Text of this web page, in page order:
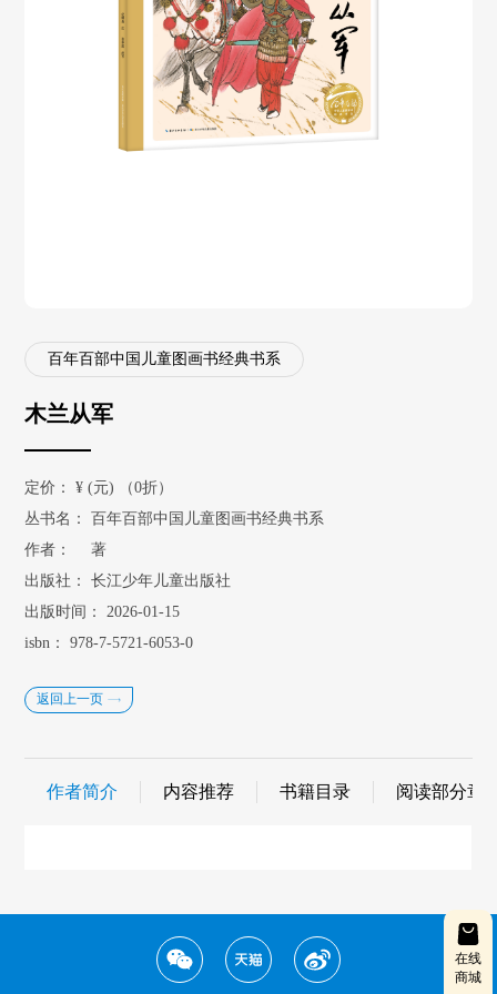
在线
商城
百年百部中国儿童图画书经典书系
木兰从军
定价： ¥(元) （0折）
丛书名：
百年百部中国儿童图画书经典书系
作者：
著
出版社：
长江少年儿童出版社
出版时间：
2026-01-15
isbn：
978-7-5721-6053-0
返回上一页
作者简介 内容推荐 书籍目录 阅读部分章